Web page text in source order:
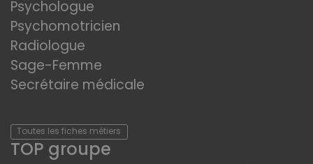
Psychologue
Psychomotricien
Radiologue
Sage-Femme
Secrétaire médicale
Toutes les fiches métiers
TOP groupe